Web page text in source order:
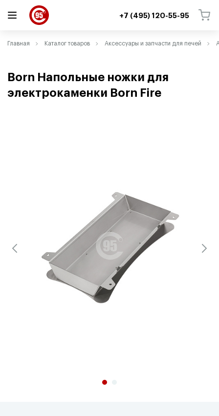
+7 (495) 120-55-95
Главная Каталог товаров Аксессуары и запчасти для печей
Born Напольные ножки для
электрокаменки Born Fire
ВЕРНУТЬСЯ
ВЕРНУТЬСЯ